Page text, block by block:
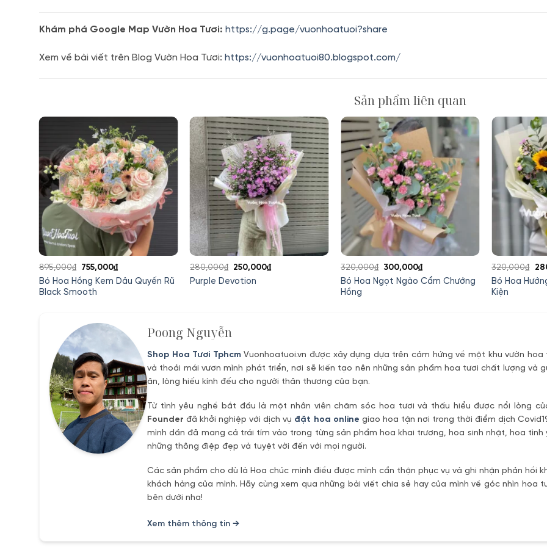
Khám phá Google Map Vườn Hoa Tươi: https://g.page/vuonhoatuoi?share
Xem về bài viết trên Blog Vườn Hoa Tươi: https://vuonhoatuoi80.blogspot.com/
Sản phẩm liên quan
Bó Hoa Hồng Kem Dâu Quyến Rũ
Black Smooth
895,000₫
Giá
gốc
là:
755,000₫Giá
hiện
Purple Devotion
280,000₫
Giá
gốc
250,000₫Giá
Bó Hoa Ngọt Ngào Cẩm Chướng
Hồng
320,000₫ Giá
gốc
300,000₫Giá
hiện
Bó Hoa
Kiện
320,000₫
Poong Nguyễn
Shop Hoa Tươi TphcmVuonhoatuoi.vn được xây dựng dựa trên cảm hứng về một khu vườn
và thoải mái vươn mình phát triển, nơi sẽ kiến tạo nên những sản phẩm hoa tươi chất lượng và
ân, lòng hiếu kính đếu cho người thân thương của bạn.
Từ tình yêu nghề bắt đầu là một nhân viên chăm sóc hoa tươi và thấu hiểu được nổi lòng
Founder đã khởi nghiệp với dịch vụ đặt hoa online giao hoa tận nơi trong thời điểm dịch
mình dần đã mang cả trái tím vào trong từng sản phẩm hoa khai trương, hoa sinh nhật, hoa
những thông điệp đẹp và tuyệt vời đến với mọi người.
Các sản phẩm cho dù là Hoa chúc mình điều được mình cẩn thận phục vụ và ghi nhận phản
khách hàng của mình. Hãy cùng xem qua những bài viết chia sẻ hay của mình về góc nhìn hoa
bên dưới nha!
Xem thêm thông tin →